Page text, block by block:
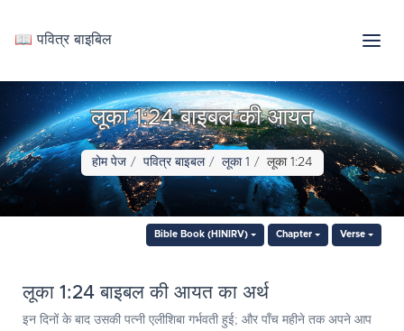
📖 पवित्र बाइबिल
लूका 1:24 बाइबल की आयत
होम पेज पवित्र बाइबल लूका 1 लूका 1:24
Bible Book (HINIRV) Chapter Verse
लूका 1:24 बाइबल की आयत का अर्थ
इन दिनों के बाद उसकी पत्‍नी एलीशिबा गर्भवती हुई; और पाँच महीने तक अपने आप